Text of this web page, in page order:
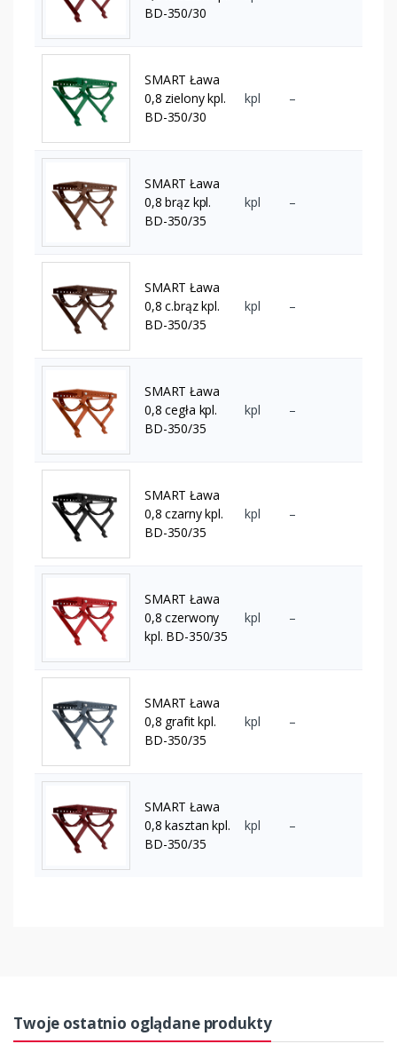
BD-350/30
SMART Ława
0,8 zielony kpl.
BD-350/30
kpl –
SMART Ława
0,8 brąz kpl.
BD-350/35
kpl –
SMART Ława
0,8 c.brąz kpl.
BD-350/35
kpl –
SMART Ława
0,8 cegła kpl.
BD-350/35
kpl –
SMART Ława
0,8 czarny kpl.
BD-350/35
kpl –
SMART Ława
0,8 czerwony
kpl. BD-350/35
kpl –
SMART Ława
0,8 grafit kpl.
BD-350/35
kpl –
SMART Ława
0,8 kasztan kpl.
BD-350/35
kpl –
Twoje ostatnio oglądane produkty